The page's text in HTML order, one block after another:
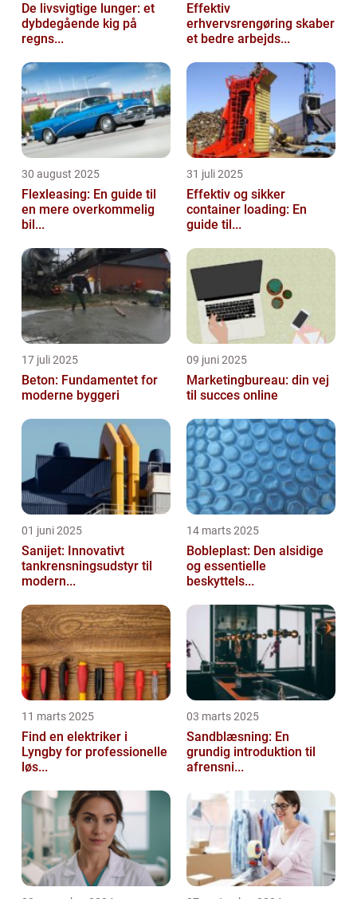
De livsvigtige lunger: et
dybdegående kig på
regns...
Effektiv
erhvervsrengøring skaber
et bedre arbejds...
30 august 2025
Flexleasing: En guide til
en mere overkommelig
bil...
31 juli 2025
Effektiv og sikker
container loading: En
guide til...
17 juli 2025
Beton: Fundamentet for
moderne byggeri
09 juni 2025
Marketingbureau: din vej
til succes online
01 juni 2025
Sanijet: Innovativt
tankrensningsudstyr til
modern...
14 marts 2025
Bobleplast: Den alsidige
og essentielle
beskyttels...
11 marts 2025
Find en elektriker i
Lyngby for professionelle
løs...
03 marts 2025
Sandblæsning: En
grundig introduktion til
afrensni...